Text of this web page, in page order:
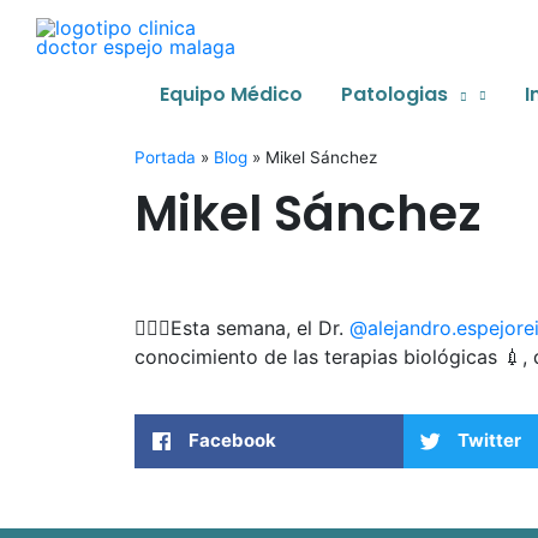
Equipo Médico Patologias
Portada » Blog » Mikel Sánchez
Mikel Sánchez
👨🏻‍⚕️Esta semana, el Dr.
conocimiento de las terapias biológicas 💉,
Facebook Twitter